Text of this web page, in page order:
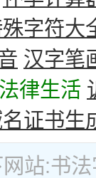
字符大
汉字笔
法律生活
证书生
站:书